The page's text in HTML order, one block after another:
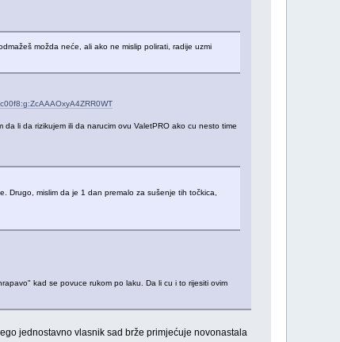
možda neće, ali ako ne mislip polirati, radije uzmi
li da rizikujem ili da narucim ovu ValetPRO ako cu nesto time
Drugo, mislim da je 1 dan premalo za sušenje tih točkica,
kad se povuce rukom po laku. Da li cu i to rijesiti ovim
jednostavno vlasnik sad brže primjećuje novonastala